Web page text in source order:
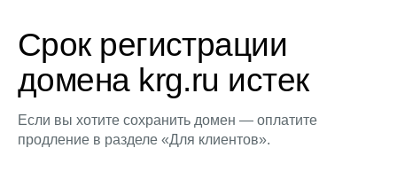
Срок регистрации
домена krg.ru истек
Если вы хотите сохранить домен — оплатите
продление в разделе «Для клиентов».